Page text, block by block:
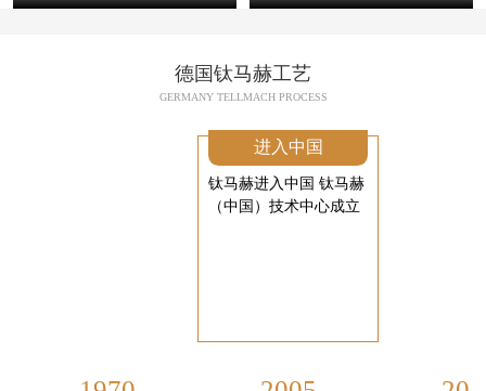
德国钛马赫工艺
GERMANY TELLMACH PROCESS
进入中国
钛马赫进入中国 钛马赫
（中国）技术中心成立